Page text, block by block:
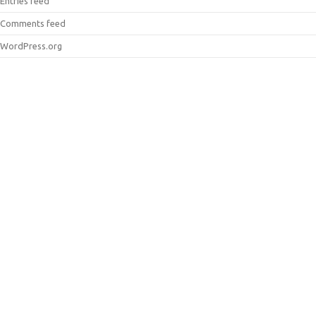
Comments feed
WordPress.org